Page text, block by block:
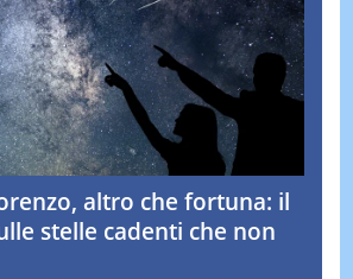
altro che fortuna: il
stelle cadenti che non